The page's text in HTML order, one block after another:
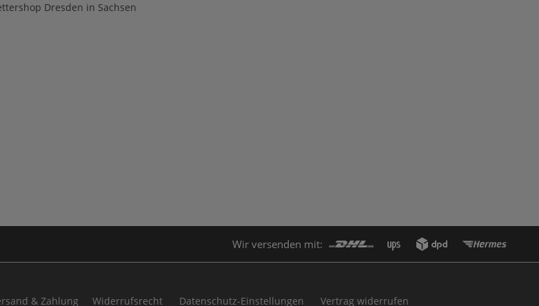
Dresden in Sachsen
Wir versenden mit:
& Zahlung Widerrufsrecht Datenschutz-Einstellungen Vertrag widerrufen